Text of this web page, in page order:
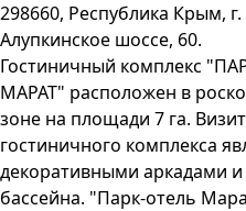
298660, Республика Крым, г.
Алупкинское шоссе, 60.
Гостиничный комплекс
МАРАТ" расположен в
зоне на площади 7 га.
гостиничного комплекса
декоративными аркадами
бассейна. "Парк-отель